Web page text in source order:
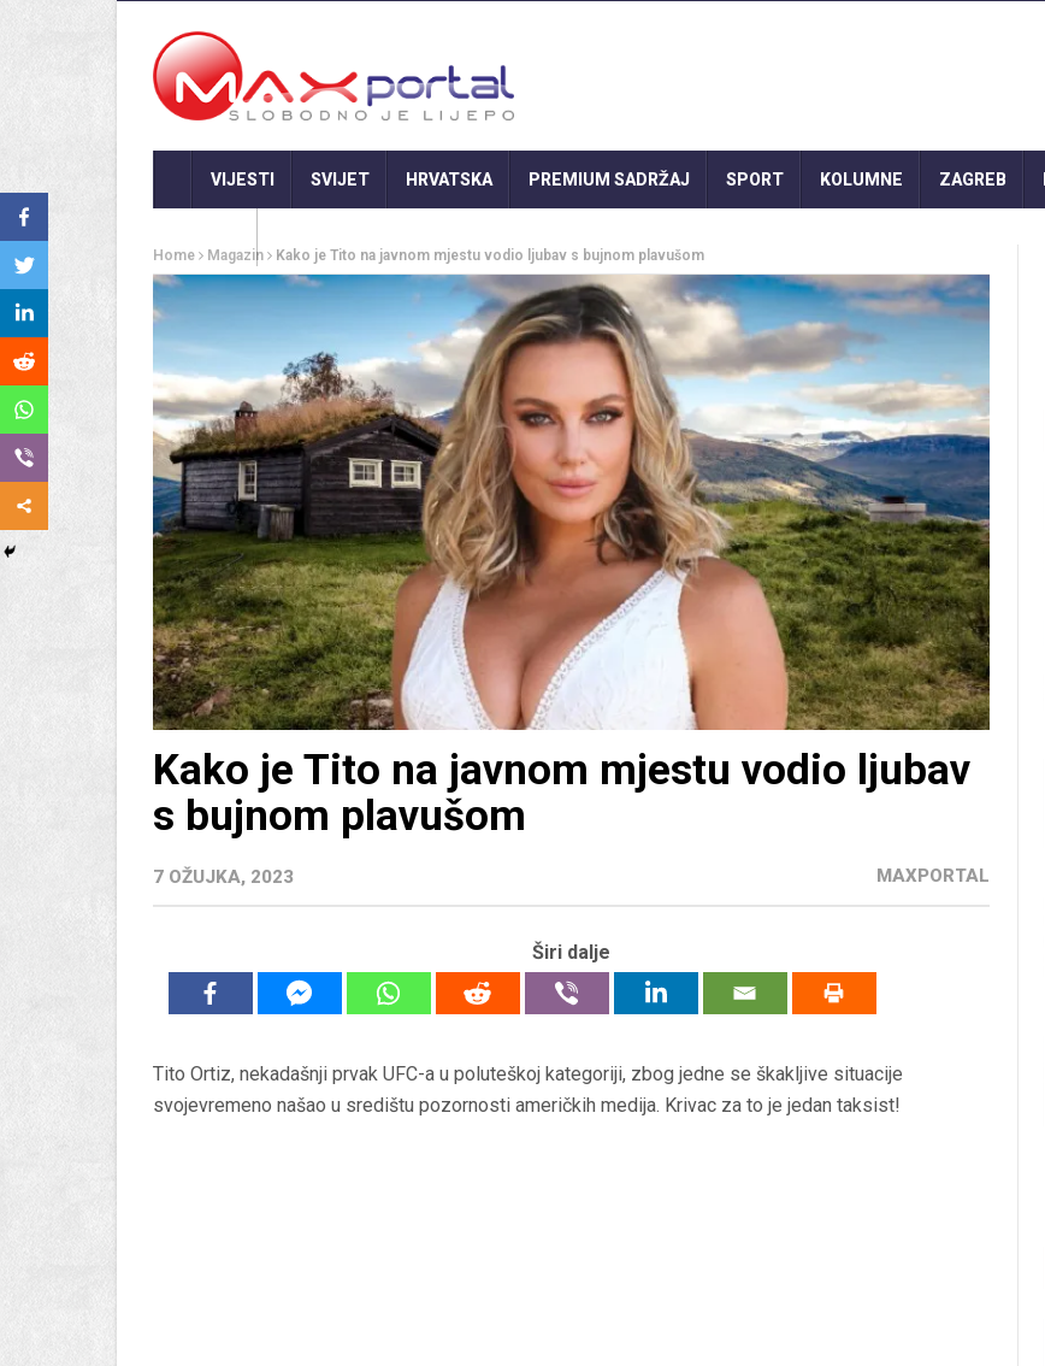
VIJESTI SVIJET HRVATSKA PREMIUM SADRŽAJ SPORT KOLUMNE ZAGREB
Home Magazin Kako je Tito na javnom mjestu vodio ljubav s bujnom plavušom
Kako je Tito na javnom mjestu vodio ljubav
s bujnom plavušom
7 OŽUJKA, 2023 MAXPORTAL
Širi dalje
Tito Ortiz, nekadašnji prvak UFC-a u poluteškoj kategoriji, zbog jedne se škakljive situacije
svojevremeno našao u središtu pozornosti američkih medija. Krivac za to je jedan taksist!